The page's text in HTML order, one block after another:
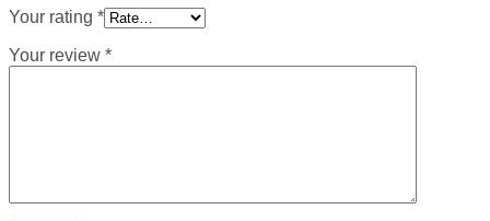
Your rating *
Your review *